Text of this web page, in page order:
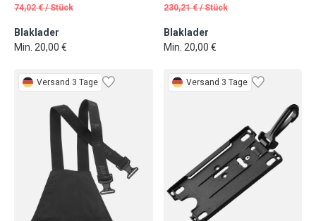
74,02 € /Stück
Blaklader
Min. 20,00 €
230,21 € /Stück
Blaklader
Min. 20,00 €
Versand 3 Tage Versand 3 Tage